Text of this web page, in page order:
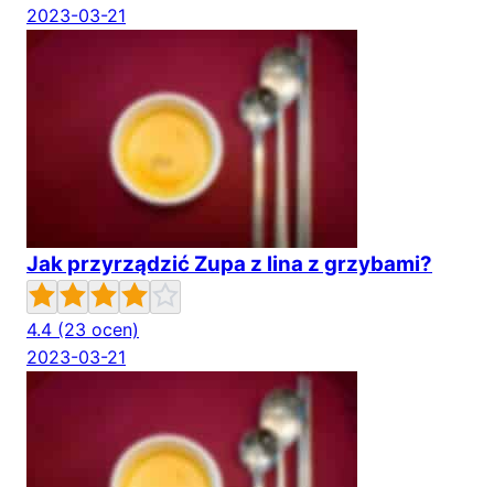
2023-03-21
Jak przyrządzić Zupa z lina z grzybami?
4.4 (23 ocen)
2023-03-21